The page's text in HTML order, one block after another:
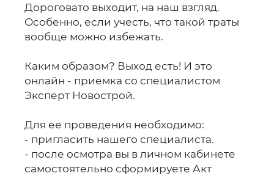
Дороговато выходит, на наш взгляд.
Особенно, если учесть, что такой траты
вообще можно избежать.
Каким образом? Выход есть! И это
онлайн - приемка со специалистом
Эксперт Новострой.
Для ее проведения необходимо:
- пригласить нашего специалиста.
- после осмотра вы в личном кабинете
самостоятельно сформируете Акт